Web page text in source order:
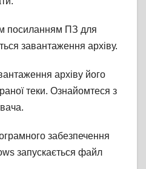
посиланням ПЗ для
завантаження архіву.
архіву його
теки. Ознайомтеся з
забезпечення
запускається файл